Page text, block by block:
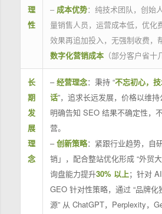
理
性
– 成本优势：纯技术团队，创始
量销售人员，运营成本低，优化
效果再追加投入，无强制收费，
数字化营销成本（部分客户省十
长
期
发
展
理
念
–经营理念：秉持 “不忘初心，
话”，追求长远发展，价格以维持
明确告知 SEO 结果不确定性，
营。
–创新策略：紧跟行业趋势，自
销」，配合整站优化形成 “外贸
询盘能力提升30% 以上；针对
GEO 针对性策略，通过 “品牌
源” 从 ChatGPT，Perplexity，